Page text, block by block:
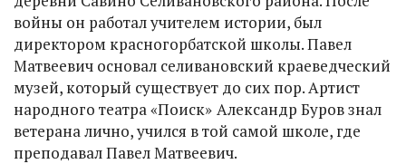
войны он работал учителем истории, был
директором красногорбатской школы. Павел
Матвеевич основал селивановский краеведческий
музей, который существует до сих пор. Артист
народного театра «Поиск» Александр Буров знал
ветерана лично, учился в той самой школе, где
преподавал Павел Матвеевич.